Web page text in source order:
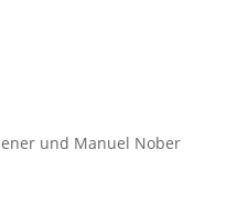
und Manuel Nober